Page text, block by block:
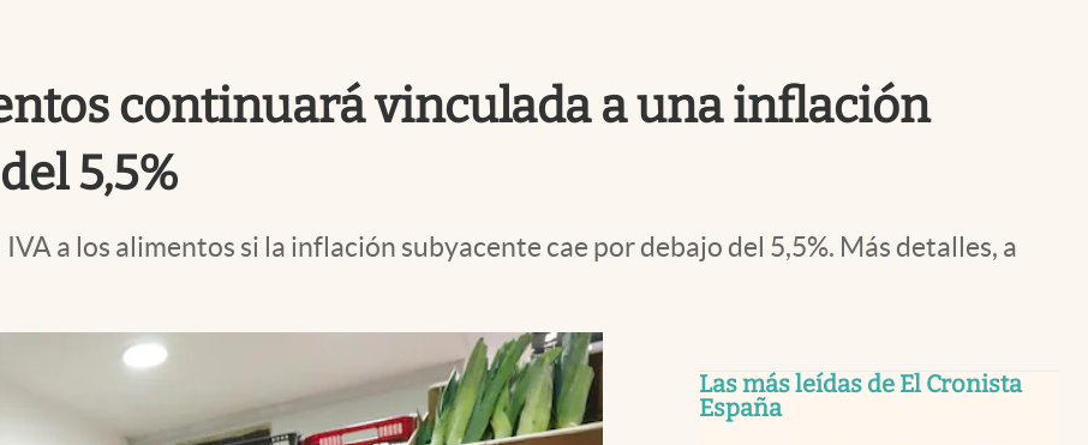
continuará vinculada a una inflación
5,5%
a los alimentos si la inflación subyacente cae por debajo del 5,5%. Más detalles, a
Las más leídas de El Cronista
España